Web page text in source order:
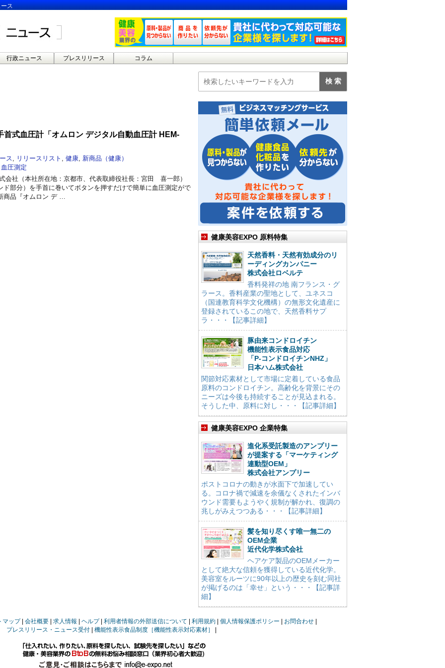
ス
行政ニュース プレスリリース コラム
首式血圧計「オムロン デジタル自動血圧計 HEM-
ス リリースリスト 健康 新商品（健康）
血圧測定
会社（本社所在地：京都市、代表取締役社長：宮田 喜一郎）
ド部分）を手首に巻いてボタンを押すだけで簡単に血圧測定がで
商品『オムロン デ …
健康美容EXPO 原料特集
天然香料・天然有効成分のリ
ーディングカンパニー
株式会社ロベルテ
香料発祥の地 南フランス・グ
ラース。香料産業の聖地として、ユネスコ
（国連教育科学文化機構）の無形文化遺産に
登録されているこの地で、天然香料サプ
ラ・・・【記事詳細】
豚由来コンドロイチン
機能性表示食品対応
「P-コンドロイチンNHZ」
日本ハム株式会社
関節対応素材として市場に定着している食品
原料のコンドロイチン。高齢化を背景にその
ニーズは今後も持続することが見込まれる。
そうした中、原料に対し・・・【記事詳細】
健康美容EXPO 企業特集
進化系受託製造のアンプリー
が提案する「マーケティング
連動型OEM」
株式会社アンプリー
ポストコロナの動きが水面下で加速してい
る。コロナ禍で減速を余儀なくされたインバ
ウンド需要もようやく規制が解かれ、復調の
兆しがみえつつある・・・【記事詳細】
髪を知り尽くす唯一無二の
OEM企業
近代化学株式会社
ヘアケア製品のOEMメーカー
として絶大な信頼を獲得している近代化学。
美容室をルーツに90年以上の歴史を刻む同社
が掲げるのは「幸せ」という・・・【記事詳
細】
マップ 会社概要 求人情報 ヘルプ 利用者情報の外部送信について 利用規約 個人情報保護ポリシー
お問合わせ
プレスリリース・ニュース受付
機能性表示食品制度［機能性表示対応素材］